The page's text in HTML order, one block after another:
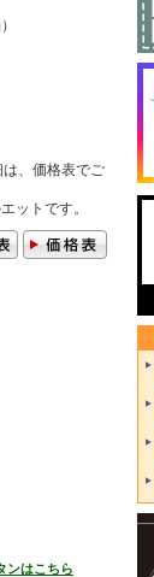
、価格表でご
ットです。
ンはこちら